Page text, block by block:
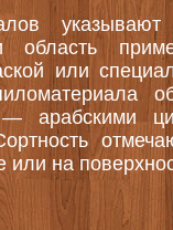
или
арабскими
или на